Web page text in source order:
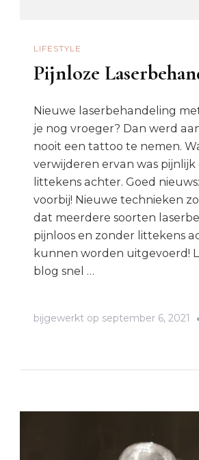
LIFESTYLE
Pijnloze
Nieuwe laserbehandeling
je nog vroeger? Dan werd
nooit een tattoo te nemen.
verwijderen ervan was pijnlijk
littekens achter. Goed
voorbij! Nieuwe technieken
dat meerdere soorten
pijnloos en zonder littekens
kunnen worden uitgevoerd!
blog snel …
bijgewerkt op september 6, 2021